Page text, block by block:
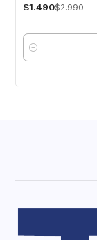
$1.490$2.990
Cantidad